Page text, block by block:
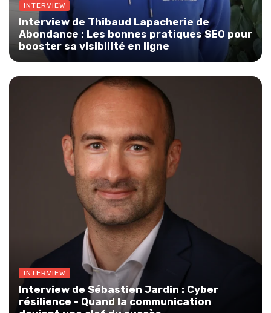
INTERVIEW
Interview de Thibaud Lapacherie de
Abondance : Les bonnes pratiques SEO pour
booster sa visibilité en ligne
INTERVIEW
Interview de Sébastien Jardin : Cyber
résilience - Quand la communication